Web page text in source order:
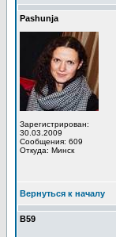
Pashunja
Зарегистрирован:
30.03.2009
Сообщения: 609
Откуда: Минск
Вернуться к началу
В59